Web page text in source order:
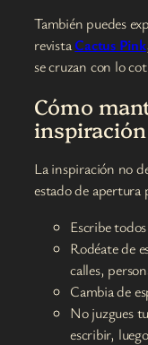
También puedes
revistaCactus Pink
se cruzan con lo
Cómo
inspiración
La inspiración no
estado de apertura
Escribe
Rodéate de
calles,
Cambia de
No juzgues
escribir,